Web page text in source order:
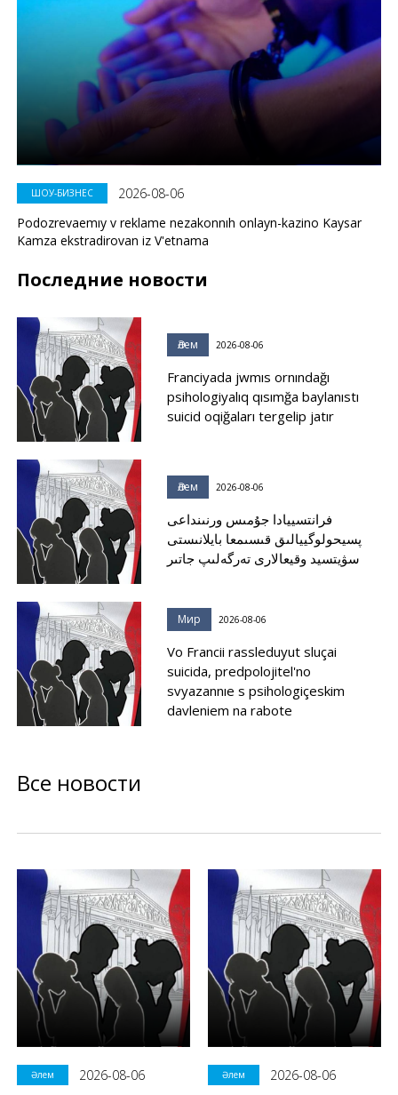
ШОУ-БИЗНЕС
2026-08-06
Podozrevaemıy v reklame nezakonnıh onlayn-kazino Kaysar
Kamza ekstradirovan iz V'etnama
Последние новости
Әлем 2026-08-06
Franciyada jwmıs ornındağı
psihologiyalıq qısımğa baylanıstı
suicid oqiğaları tergelip jatır
Әлем 2026-08-06
فرانتسييادا جۇمىس ورنىنداعى
پسيحولوگييالىق قىسىمعا بايلانىستى
سۋيتسيد وقيعالارى تەرگەلىپ جاتىر
Мир 2026-08-06
Vo Francii rassleduyut sluçai
suicida, predpolojitel'no
svyazannıe s psihologiçeskim
davleniem na rabote
Все новости
Әлем
2026-08-06
Әлем
2026-08-06